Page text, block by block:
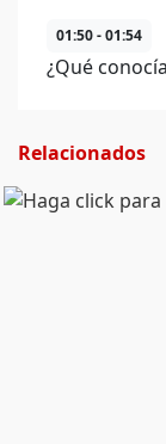
01:50 - 01:54
¿Qué
Relacionados